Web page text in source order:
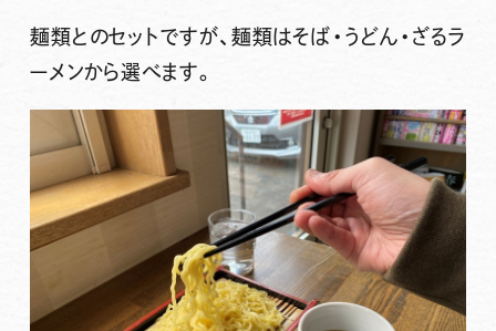
麺類とのセットですが、麺類はそば・うどん・ざるラ
ーメンから選べます。